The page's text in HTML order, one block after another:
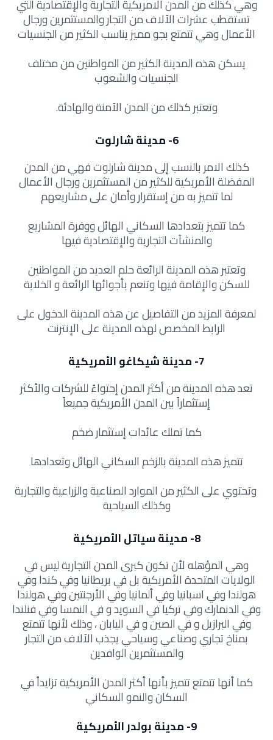
وهي كذلك من المدن الامريكية التجارية والإقتصادية التي
تستقطب عشرات الآلاف من التجار والمستثمرين ورجال
الأعمال وهيتتمتع بجو مميز يناسب الكثير من الجنسيات
يسكن هذه المدينة الكثير من المواطنين من مختلف
الجنسيات والشعوب
وتعتبر كذلك من المدن الآمنة والهادئة.
6- مدينة شارلوت
كذلك الامر بالنسب إلى مدينة شارلوت فهي من المدن
المفضلة الأمريكية للكثير من المستثمرين ورجال الأعمال
لما تتميز به من إستقرار وأمان على مشاريعهم
كما تتميز بتعدادها السكاني الهائل ووفرة المشاريع
والمنشآت التجارية والإقتصادية فيها
وتعتبر هذه المدينة الرائعة حلم العديد من المواطنين
للسكن والإقامة فيها وتنعم بأجوائها الرائعة و الخلابة
لمعرفة المزيد من التفاصيل عن هذه المدينة الدخول على
الرابط المخصص لهذه المدينة على الإنترنت
7- مدينة شيكاغو الأمريكية
تعد هذه المدينة من أكثر المدن إحتواءً للشركات والأكثر
إستثماراً بين المدن الأمريكية جميعاً
كما تملك عائدات إستثمار ضخم
تتميز هذه المدينة بالزخم السكاني الهائل وتعدادها
وتحتوي على الكثير من الموارد الصناعية والزراعية والتجارية
وكذلك السياحية
8- مدينة سياتل الأمريكية
وهي المؤهله لأن تكون كبرى المدن التجارية ليس في
الولايات المتحدة الأمريكية بل في بريطانيا وفي كندا وفي
هولندا وفي اسبانيا وفي ألمانيا وفي الأرجنتين وفي هولندا
وفي الدنمارك وفي تركيا في السويد و في النمسا وفي فنلندا
وفي البرازيل و في الصين و في اليابان ، وذلك لأنها تتمتع
بمناخ تجاري وصناعي وسياحي يجذب الآلاف من التجار
والمستثمرين الوافدين
كما أنها تتمتع تتميز بأنها أكثر المدن الأمريكية تزايداً في
السكان والنمو السكاني
9- مدينة بولدر الأمريكية